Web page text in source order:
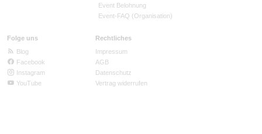
Event Belohnung
Event-FAQ (Organisation)
Folge uns
Blog
Facebook
Instagram
YouTube
Rechtliches
Impressum
AGB
Datenschutz
Vertrag widerrufen